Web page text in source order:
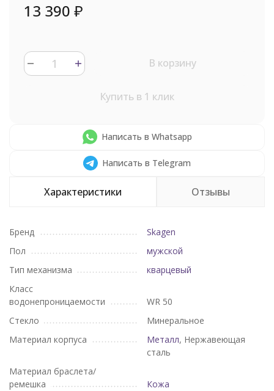
13 390 ₽
В корзину
Купить в 1 клик
Написать в Whatsapp
Написать в Telegram
Характеристики Отзывы
Бренд
Skagen
Пол
мужской
Тип механизма
кварцевый
Класс
водонепроницаемости
WR 50
Стекло
Минеральное
Материал корпуса
Металл, Нержавеющая
сталь
Материал браслета/
ремешка
Кожа